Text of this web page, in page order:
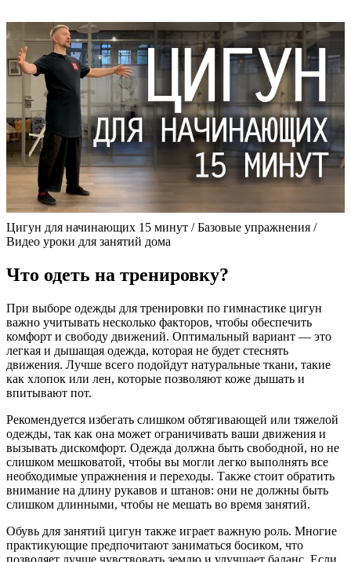
Цигун для начинающих 15 минут / Базовые упражнения /
Видео уроки для занятий дома
Что одеть на тренировку?
При выборе одежды для тренировки по гимнастике цигун
важно учитывать несколько факторов, чтобы обеспечить
комфорт и свободу движений. Оптимальный вариант — это
легкая и дышащая одежда, которая не будет стеснять
движения. Лучше всего подойдут натуральные ткани, такие
как хлопок или лен, которые позволяют коже дышать и
впитывают пот.
Рекомендуется избегать слишком обтягивающей или тяжелой
одежды, так как она может ограничивать ваши движения и
вызывать дискомфорт. Одежда должна быть свободной, но не
слишком мешковатой, чтобы вы могли легко выполнять все
необходимые упражнения и переходы. Также стоит обратить
внимание на длину рукавов и штанов: они не должны быть
слишком длинными, чтобы не мешать во время занятий.
Обувь для занятий цигун также играет важную роль. Многие
практикующие предпочитают заниматься босиком, что
позволяет лучше чувствовать землю и улучшает баланс. Если